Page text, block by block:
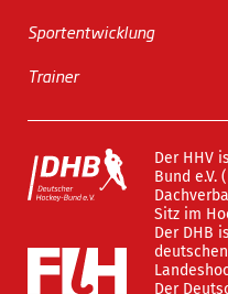
Sportentwicklung
Trainer
Der HHV
Bund e.V.
Sitz im
Der DHB
Der